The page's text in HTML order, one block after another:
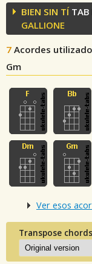
BIEN SIN TÍ TAB
GALLIONE
7 Acordes
Gm
Ver esos
Transpose